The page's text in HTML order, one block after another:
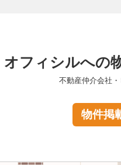
オフィシルへの
不動産仲介会社・
物件掲